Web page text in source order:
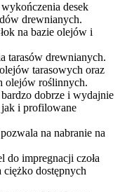
desek
drewnianych.
na bazie olejów i
tarasów drewnianych.
tarasowych oraz
olejów roślinnych.
dobrze i wydajnie
jak i profilowane
na nabranie na
do impregnacji czoła
ciężko dostępnych